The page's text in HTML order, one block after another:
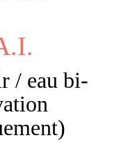
/ eau bi-